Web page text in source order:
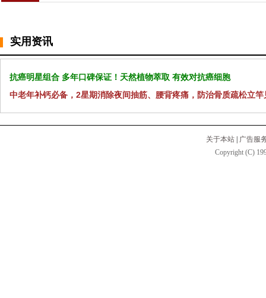
实用资讯
抗癌明星组合 多年口碑保证！天然植物萃取 有效对抗癌细胞
中老年补钙必备，2星期消除夜间抽筋、腰背疼痛，防治骨质疏松立竿
关于本站 | 广告服
Copyright (C)